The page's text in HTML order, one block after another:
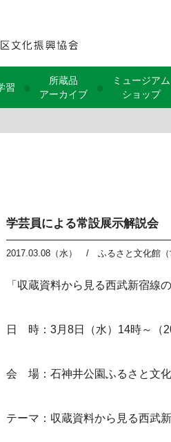
習
所蔵品
アーカイブ
ミュージアム
ショップ
学芸員による常設展示解説会
2017.03.08（水） / ふるさと文化館（
「収蔵資料から見る西武新宿線
日 時：3月8日（水）14時～（
会 場：石神井公園ふるさと
テーマ：収蔵資料から見る西武